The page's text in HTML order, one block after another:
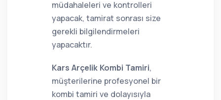
müdahaleleri ve kontrolleri
yapacak, tamirat sonrası size
gerekli bilgilendirmeleri
yapacaktır.
Kars Arçelik Kombi Tamiri,
müşterilerine profesyonel bir
kombi tamiri ve dolayısıyla